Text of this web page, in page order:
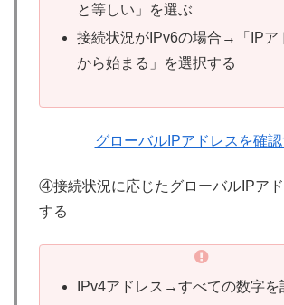
と等しい」を選ぶ
接続状況がIPv6の場合→「IPア
から始まる」を選択する
グローバルIPアドレスを確認
④接続状況に応じたグローバルIPア
する
IPv4アドレス→すべての数字を